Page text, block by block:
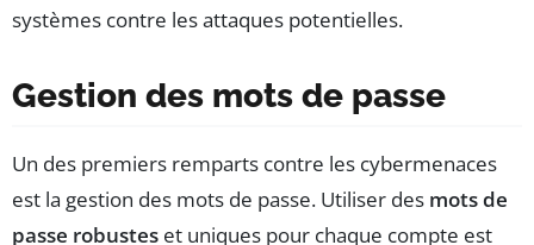
systèmes contre les attaques potentielles.
Gestion des mots de passe
Un des premiers remparts contre les cybermenaces
est la gestion des mots de passe. Utiliser des mots de
passe robustes et uniques pour chaque compte est